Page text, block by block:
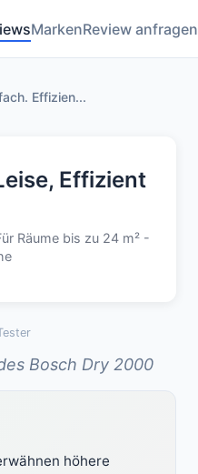
MarkenReview anfragen
Effizien...
Effizient
Räume bis zu 24 m² -
Bosch Dry 2000
höhere